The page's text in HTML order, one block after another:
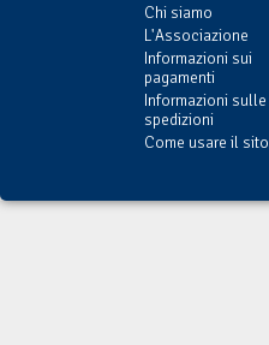
Chi siamo
L'Associazione
Informazioni sui
pagamenti
Informazioni sulle
spedizioni
Come usare il sito